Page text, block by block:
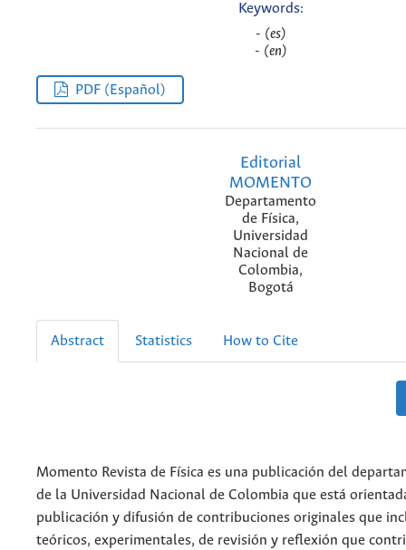
Keywords:
- (es)
- (en)
PDF (Español)
Editorial
MOMENTO
Departamento
de Física,
Universidad
Nacional de
Colombia,
Bogotá
Abstract Statistics How to Cite
Momento Revista de Física es una publicación del
de la Universidad Nacional de Colombia que está
publicación y difusión de contribuciones originales que
teóricos, experimentales, de revisión y reflexión que